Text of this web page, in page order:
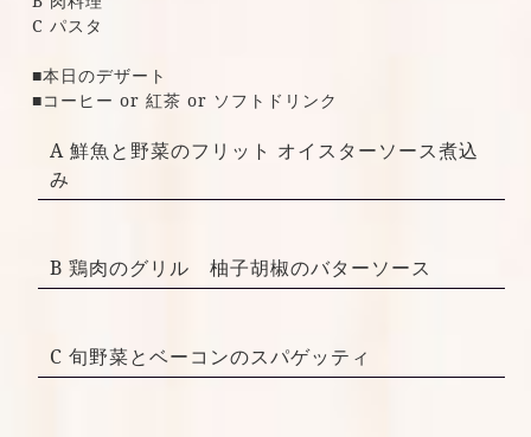
C パスタ
■本日のデザート
■コーヒー or 紅茶 or ソフトドリンク
A 鮮魚と野菜のフリット オイスターソース煮込
み
B 鶏肉のグリル 柚子胡椒のバターソース
C 旬野菜とベーコンのスパゲッティ